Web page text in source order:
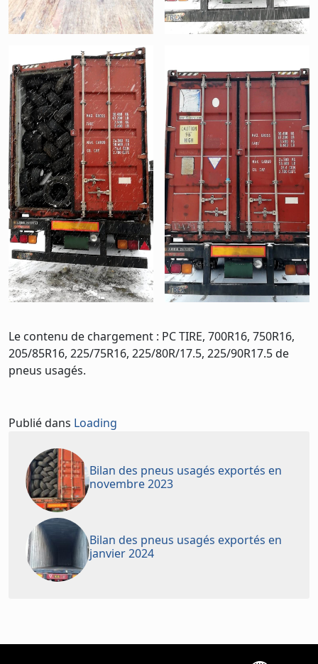
Le contenu de chargement : PC TIRE, 700R16, 750R16,
205/85R16, 225/75R16, 225/80R/17.5, 225/90R17.5 de
pneus usagés.
Publié dans Loading
Bilan des pneus usagés exportés en
novembre 2023
Bilan des pneus usagés exportés en
janvier 2024